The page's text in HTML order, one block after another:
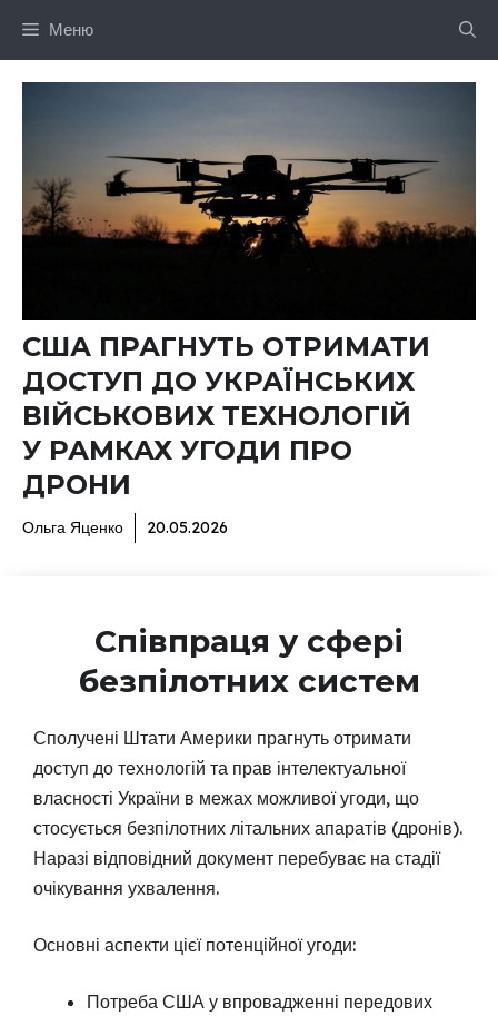
Меню
США ПРАГНУТЬ ОТРИМАТИ
ДОСТУП ДО УКРАЇНСЬКИХ
ВІЙСЬКОВИХ ТЕХНОЛОГІЙ
У РАМКАХ УГОДИ ПРО
ДРОНИ
Ольга Яценко 20.05.2026
Співпраця у сфері
безпілотних систем
Сполучені Штати Америки прагнуть отримати
доступ до технологій та прав інтелектуальної
власності України в межах можливої угоди, що
стосується безпілотних літальних апаратів (дронів).
Наразі відповідний документ перебуває на стадії
очікування ухвалення.
Основні аспекти цієї потенційної угоди:
Потреба США у впровадженні передових